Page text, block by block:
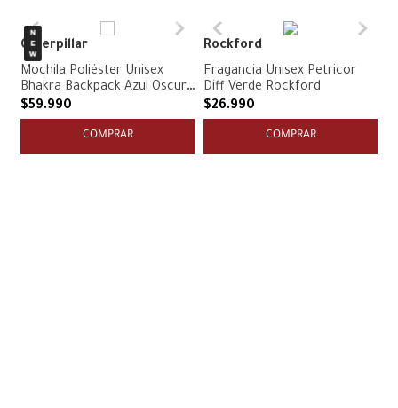
Caterpillar
Mochila Poliéster Unisex
Bhakra Backpack Azul Oscura
Cat
$59.990
COMPRAR
Rockford
Fragancia Unisex Petricor
Diff Verde Rockford
$26.990
COMPRAR